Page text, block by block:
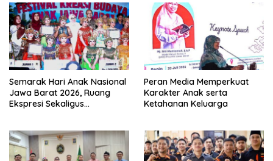
Semarak Hari Anak Nasional
Jawa Barat 2026, Ruang
Ekspresi Sekaligus
Peran Media Memperkuat
Karakter Anak serta
Ketahanan Keluarga